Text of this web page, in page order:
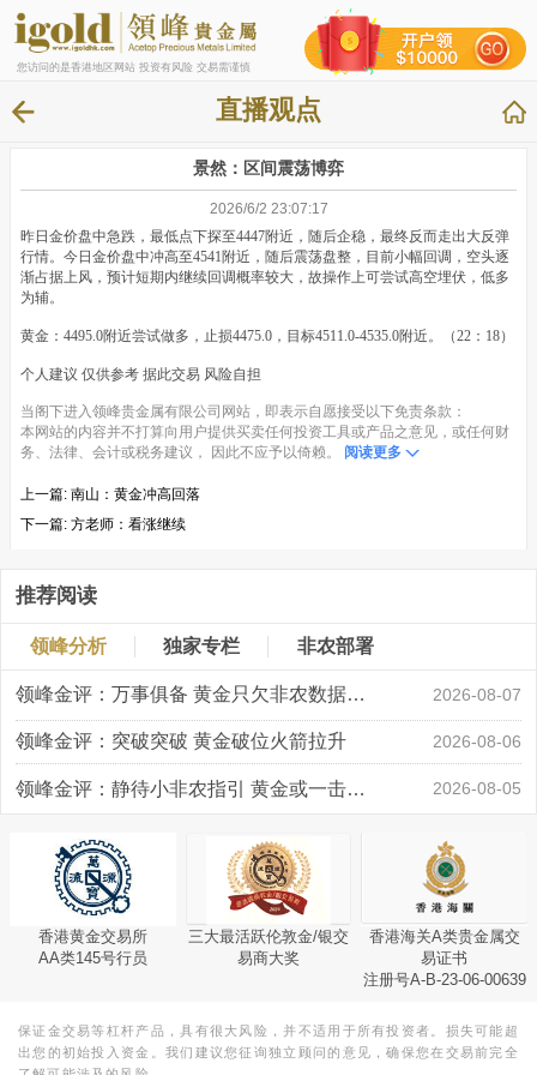
您访问的是香港地区网站 投资有风险 交易需谨慎
直播观点
景然：区间震荡博弈
2026/6/2 23:07:17
昨日金价盘中急跌，最低点下探至4447附近，随后企稳，最终反而走出大反弹
行情。今日金价盘中冲高至4541附近，随后震荡盘整，目前小幅回调，空头逐
渐占据上风，预计短期内继续回调概率较大，故操作上可尝试高空埋伏，低多
为辅。
黄金：4495.0附近尝试做多，止损4475.0，目标4511.0-4535.0附近。（22：18）
个人建议 仅供参考 据此交易 风险自担
当阁下进入领峰贵金属有限公司网站，即表示自愿接受以下免责条款：
本网站的内容并不打算向用户提供买卖任何投资工具或产品之意见，或任何财
务、法律、会计或税务建议， 因此不应予以倚赖。
阅读更多
上一篇: 南山：黄金冲高回落
下一篇: 方老师：看涨继续
推荐阅读
领峰分析 独家专栏 非农部署
领峰金评：万事俱备 黄金只欠非农数据“东风” 2026-08-07
领峰金评：突破突破 黄金破位火箭拉升 2026-08-06
领峰金评：静待小非农指引 黄金或一击破局 2026-08-05
香港黄金交易所
AA类145号行员
三大最活跃伦敦金/银交
易商大奖
香港海关A类贵金属交
易证书
注册号A-B-23-06-00639
保证金交易等杠杆产品，具有很大风险，并不适用于所有投资者。损失可能超
出您的初始投入资金。我们建议您征询独立顾问的意见，确保您在交易前完全